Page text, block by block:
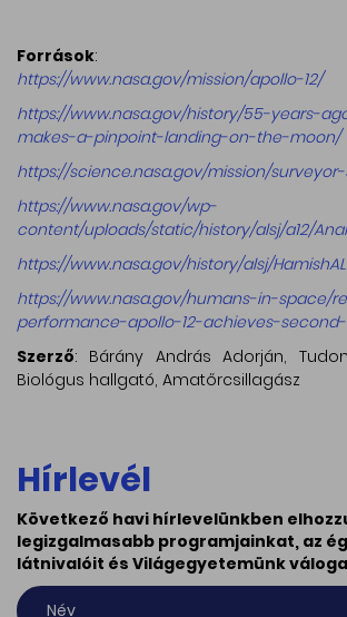
Források:
https://www.nasa.gov/mission/apollo-12/
https://www.nasa.gov/history/55-years-
makes-a-pinpoint-landing-on-the-moon/
https://science.nasa.gov/mission/
https://www.nasa.gov/wp-
content/uploads/static/history/alsj/a12/
https://www.nasa.gov/history/alsj/
https://www.nasa.gov/humans-in-space/
performance-apollo-12-achieves-
Szerző: Bárány András Adorján,
Biológus hallgató, Amatőrcsillagász
Hírlevél
Következő havi hírlevelünkben
legizgalmasabb programjainkat, az
látnivalóit és Világegyetemünk